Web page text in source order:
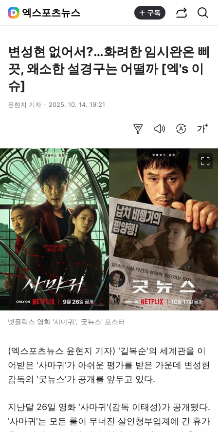
엑스포츠뉴스 구독
변성현 없어서?…화려한 임시완은 삐
끗, 왜소한 설경구는 어떨까 [엑's 이
슈]
윤현지 기자 2025. 10. 14. 19:21
넷플릭스 영화 '사마귀', '굿뉴스' 포스터
(엑스포츠뉴스 윤현지 기자) '길복순'의 세계관을 이
어받은 '사마귀'가 아쉬운 평가를 받은 가운데 변성현
감독의 '굿뉴스'가 공개를 앞두고 있다.
지난달 26일 영화 '사마귀'(감독 이태성)가 공개됐다.
'사마귀'는 모든 룰이 무너진 살인청부업계에 긴 휴가